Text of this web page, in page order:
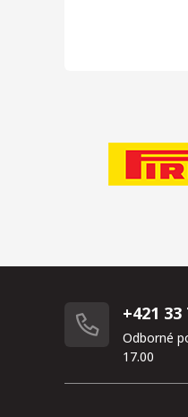
+421 33
Odborné
17.00